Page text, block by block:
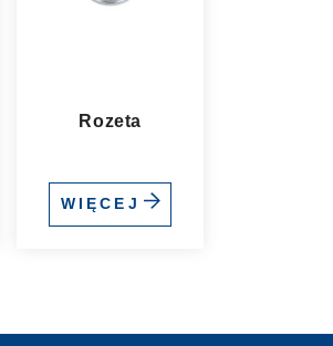
Rozeta
WIĘCEJ